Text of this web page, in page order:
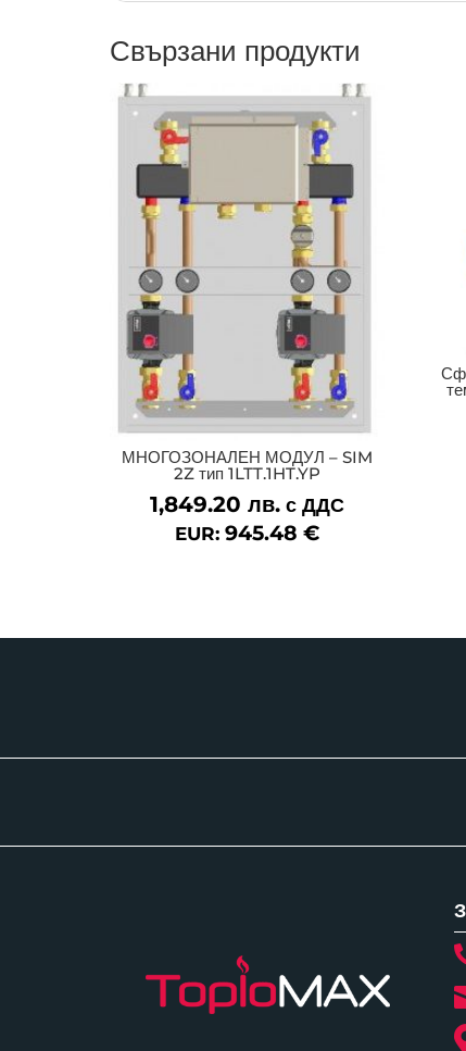
Свързани продукти
МНОГОЗОНАЛЕН МОДУЛ – SIM
2Z тип 1LTT.1HT.YP
1,849.20 лв. с ДДС
EUR: 945.48 €